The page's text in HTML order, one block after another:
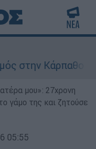
Κάρπαθο:
μου»: 27χρονη
γάμο της και ζητούσε
05:55